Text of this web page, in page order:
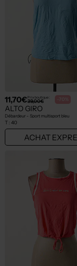
11,70€Prix boutique :
39,00€ -70%
ALTO GIRO
Débardeur - Sport multisport bleu
T : 40
ACHAT